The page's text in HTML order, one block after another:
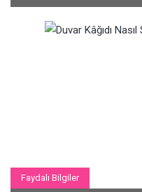
Faydalı Bilgiler